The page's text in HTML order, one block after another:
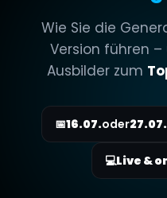
Wie Sie die
Version führen
Ausbilder zum
📅16.07.oder27.07.
💻Live &